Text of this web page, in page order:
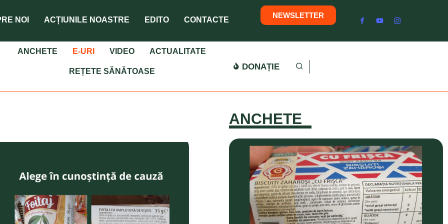
NOI ACȚIUNILE NOASTRE EDITO CONTACTE
NEWSLETTER
ANCHETE E-URI VIDEO ACTUALITATE
REȚETE SĂNĂTOASE DONAȚIE
ANCHETE